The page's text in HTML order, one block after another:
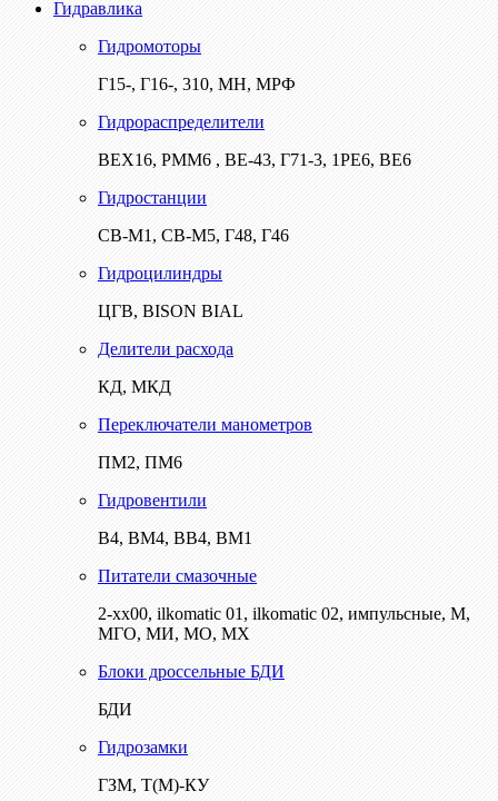
Гидравлика
Гидромоторы
Г15-, Г16-, 310, МН, МРФ
Гидрораспределители
ВЕХ16, РММ6 , ВЕ-43, Г71-3, 1РЕ6, ВЕ6
Гидростанции
СВ-М1, СВ-М5, Г48, Г46
Гидроцилиндры
ЦГВ, BISON BIAL
Делители расхода
КД, МКД
Переключатели манометров
ПМ2, ПМ6
Гидровентили
В4, ВМ4, ВВ4, ВМ1
Питатели смазочные
2-хх00, ilkomatic 01, ilkomatic 02, импульсные, М,
МГО, МИ, МО, МХ
Блоки дроссельные БДИ
БДИ
Гидрозамки
ГЗМ, Т(М)-КУ